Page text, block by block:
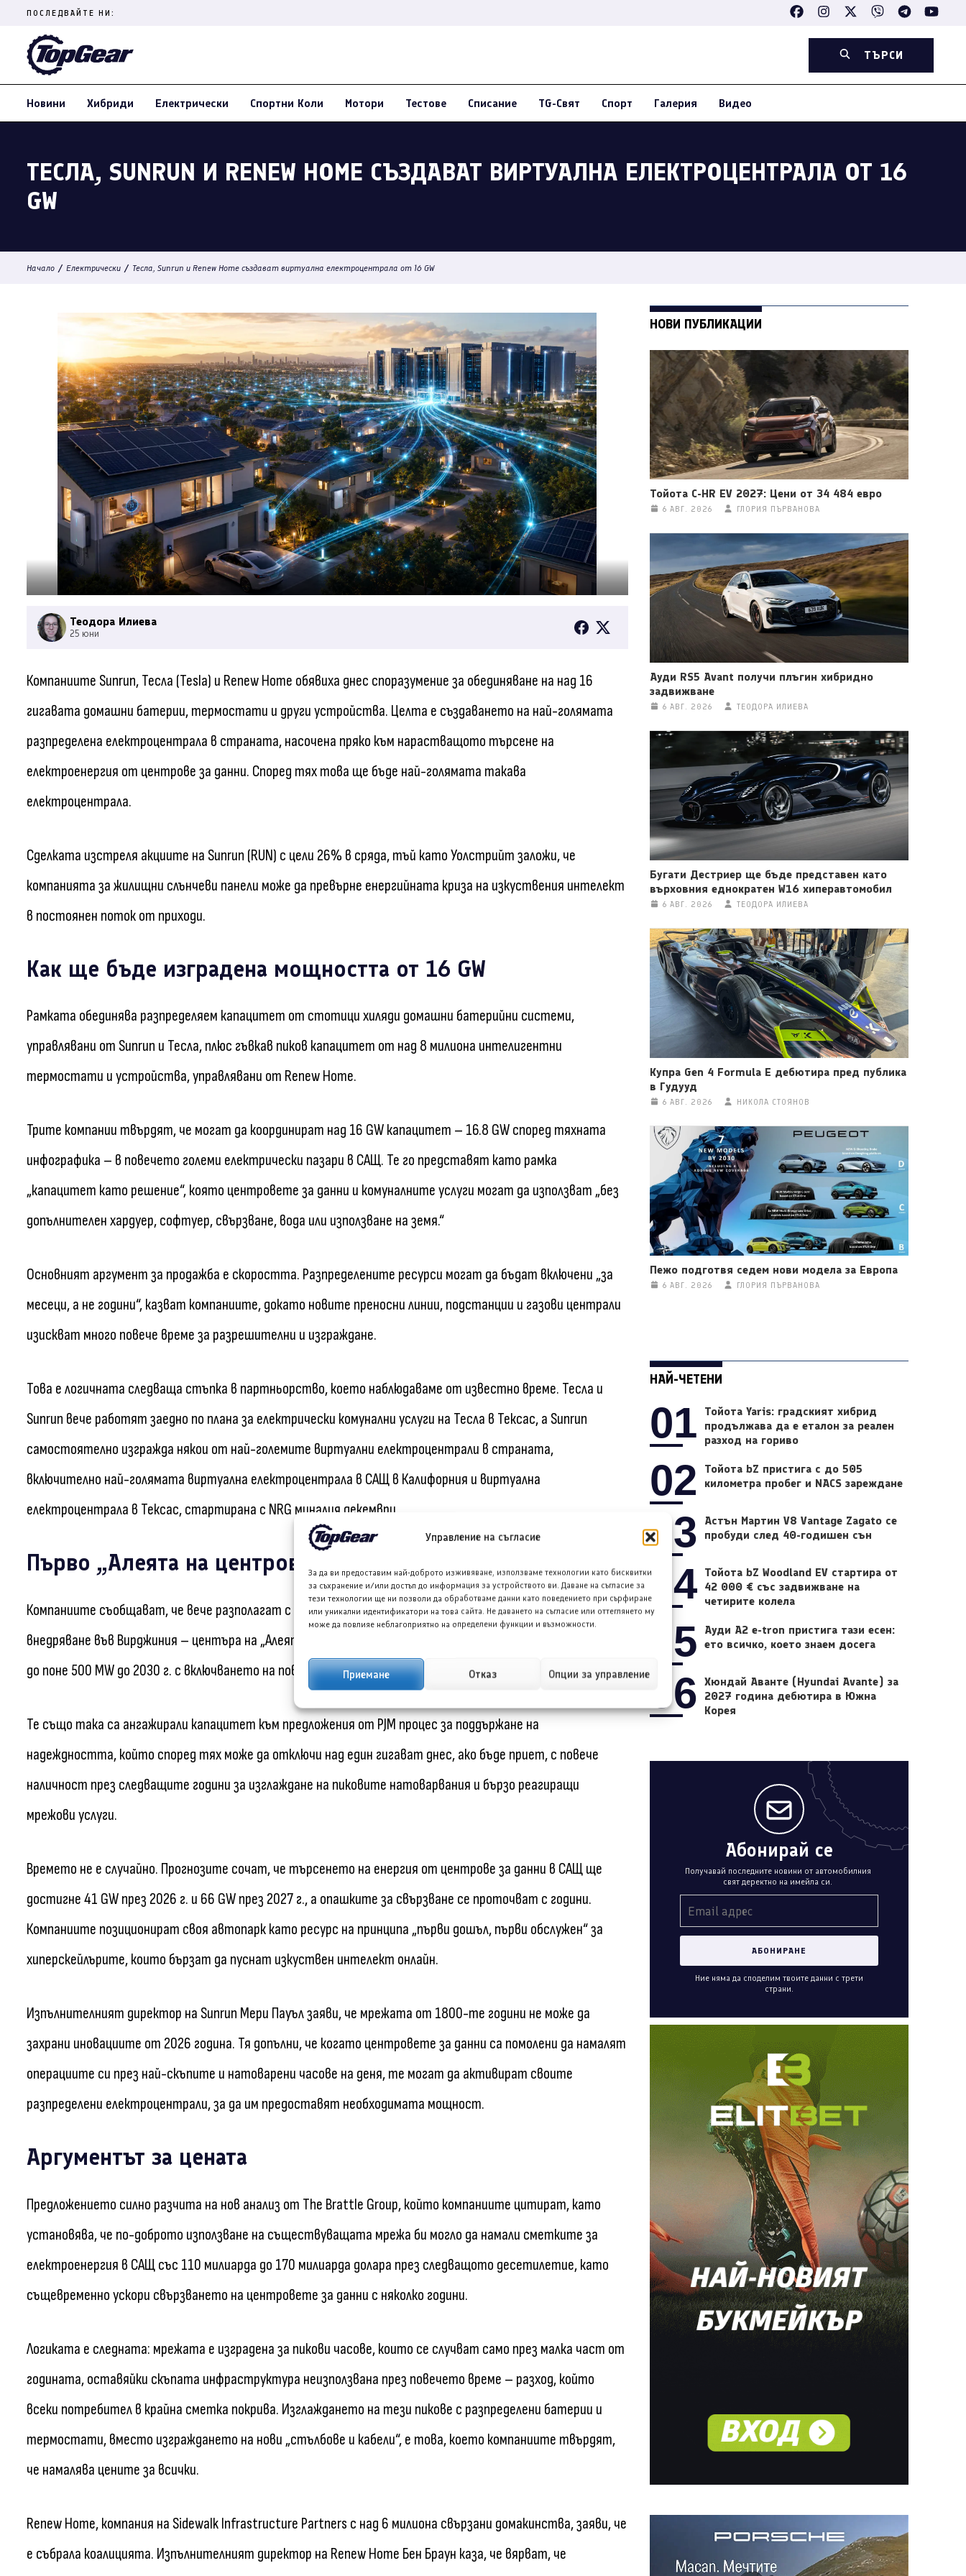
Управление на съгласие
За да ви предоставим най-доброто изживяване, използваме технологии като бисквитки
за съхранение и/или достъп до информация за устройството ви. Даване на съгласие за
тези технологии ще ни позволи да обработваме данни като поведението при сърфиране
или уникални идентификатори на това сайта. Не даването на съгласие или оттеглянето му
може да повлияе неблагоприятно на определени функции и възможности.
Приемане Отказ Опции за управление
content
(Press
ПОСЛЕДВАЙТЕ НИ:
ТЪРСИ
Новини Хибриди Електрически Спортни Коли Мотори Тестове Списание TG-Свят Спорт Галерия Видео
ТЕСЛА, SUNRUN И RENEW HOME СЪЗДАВАТ ВИРТУАЛНА ЕЛЕКТРОЦЕНТРАЛА ОТ 16
GW
Начало / Електрически / Тесла, Sunrun и Renew Home създават виртуална електроцентрала от 16 GW
Теодора Илиева
25 юни
Компаниите Sunrun, Тесла (Tesla) и Renew Home обявиха днес споразумение за обединяване на над 16
гигавата домашни батерии, термостати и други устройства. Целта е създаването на най-голямата
разпределена електроцентрала в страната, насочена пряко към нарастващото търсене на
електроенергия от центрове за данни. Според тях това ще бъде най-голямата такава
електроцентрала.
Сделката изстреля акциите на Sunrun (RUN) с цели 26% в сряда, тъй като Уолстрийт заложи, че
компанията за жилищни слънчеви панели може да превърне енергийната криза на изкуствения интелект
в постоянен поток от приходи.
Как ще бъде изградена мощността от 16 GW
Рамката обединява разпределяем капацитет от стотици хиляди домашни батерийни системи,
управлявани от Sunrun и Тесла, плюс гъвкав пиков капацитет от над 8 милиона интелигентни
термостати и устройства, управлявани от Renew Home.
Трите компании твърдят, че могат да координират над 16 GW капацитет – 16.8 GW според тяхната
инфографика – в повечето големи електрически пазари в САЩ. Те го представят като рамка
„капацитет като решение“, която центровете за данни и комуналните услуги могат да използват „без
допълнителен хардуер, софтуер, свързване, вода или използване на земя.“
Основният аргумент за продажба е скоростта. Разпределените ресурси могат да бъдат включени „за
месеци, а не години“, казват компаниите, докато новите преносни линии, подстанции и газови централи
изискват много повече време за разрешителни и изграждане.
Това е логичната следваща стъпка в партньорство, което наблюдаваме от известно време. Тесла и
Sunrun вече работят заедно по плана за електрически комунални услуги на Тесла в Тексас, а Sunrun
самостоятелно изгражда някои от най-големите виртуални електроцентрали в страната,
включително най-голямата виртуална електроцентрала в САЩ в Калифорния и виртуална
електроцентрала в Тексас, стартирана с NRG миналия декември.
Първо „Алеята на центровете за данни“
Компаниите съобщават, че вече разполагат с над 300 мегавата капацитет, готов за незабавно
внедряване във Вирджиния – центъра на „Алеята на центровете за данни“ – и очакват той да нарасне
до поне 500 MW до 2030 г. с включването на повече домашни батерии и термостати.
Те също така са ангажирали капацитет към предложения от PJM процес за поддържане на
надеждността, който според тях може да отключи над един гигават днес, ако бъде приет, с повече
наличност през следващите години за изглаждане на пиковите натоварвания и бързо реагиращи
мрежови услуги.
Времето не е случайно. Прогнозите сочат, че търсенето на енергия от центрове за данни в САЩ ще
достигне 41 GW през 2026 г. и 66 GW през 2027 г., а опашките за свързване се проточват с години.
Компаниите позиционират своя автопарк като ресурс на принципа „първи дошъл, първи обслужен“ за
хиперскейлърите, които бързат да пуснат изкуствен интелект онлайн.
Изпълнителният директор на Sunrun Мери Пауъл заяви, че мрежата от 1800-те години не може да
захрани иновациите от 2026 година. Тя допълни, че когато центровете за данни са помолени да намалят
операциите си през най-скъпите и натоварени часове на деня, те могат да активират своите
разпределени електроцентрали, за да им предоставят необходимата мощност.
Аргументът за цената
Предложението силно разчита на нов анализ от The Brattle Group, който компаниите цитират, като
установява, че по-доброто използване на съществуващата мрежа би могло да намали сметките за
електроенергия в САЩ със 110 милиарда до 170 милиарда долара през следващото десетилетие, като
същевременно ускори свързването на центровете за данни с няколко години.
Логиката е следната: мрежата е изградена за пикови часове, които се случват само през малка част от
годината, оставяйки скъпата инфраструктура неизползвана през повечето време – разход, който
всеки потребител в крайна сметка покрива. Изглаждането на тези пикове с разпределени батерии и
термостати, вместо изграждането на нови „стълбове и кабели“, е това, което компаниите твърдят,
че намалява цените за всички.
Renew Home, компания на Sidewalk Infrastructure Partners с над 6 милиона свързани домакинства, заяви, че
е събрала коалицията. Изпълнителният директор на Renew Home Бен Браун каза, че вярват, че
НОВИ ПУБЛИКАЦИИ
Тойота C-HR EV 2027: Цени от 34 484 евро
6 АВГ. 2026 ГЛОРИЯ ПЪРВАНОВА
Ауди RS5 Avant получи плъгин хибридно
задвижване
6 АВГ. 2026 ТЕОДОРА ИЛИЕВА
Бугати Дестриер ще бъде представен като
върховния еднократен W16 хиперавтомобил
6 АВГ. 2026 ТЕОДОРА ИЛИЕВА
Купра Gen 4 Formula E дебютира пред публика
в Гудууд
6 АВГ. 2026 НИКОЛА СТОЯНОВ
Пежо подготвя седем нови модела за Европа
6 АВГ. 2026 ГЛОРИЯ ПЪРВАНОВА
НАЙ-ЧЕТЕНИ
01
Тойота Yaris: градският хибрид
продължава да е еталон за реален
разход на гориво
02
Тойота bZ пристига с до 505
километра пробег и NACS зареждане
03
Астън Мартин V8 Vantage Zagato се
пробуди след 40-годишен сън
04 Тойота bZ Woodland EV стартира от
42 000 € със задвижване на
четирите колела
05
Ауди A2 e-tron пристига тази есен:
ето всичко, което знаем досега
06 Хюндай Аванте (Hyundai Avante) за
2027 година дебютира в Южна
Корея
Абонирай се
Получавай последните новини от автомобилния
свят деректно на имейла си.
Ние няма да споделим твоите данни с трети
страни.